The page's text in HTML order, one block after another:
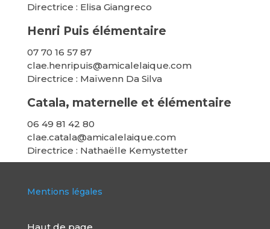
Directrice : Elisa Giangreco
Henri Puis élémentaire
07 70 16 57 87
clae.henripuis@amicalelaique.com
Directrice : Maïwenn Da Silva
Catala, maternelle et élémentaire
06 49 81 42 80
clae.catala@amicalelaique.com
Directrice : Nathaëlle Kemystetter
Mentions légales